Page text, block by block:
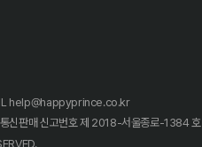
help@happyprince.co.kr
통신판매 신고번호 제 2018-서울종로-1384 호